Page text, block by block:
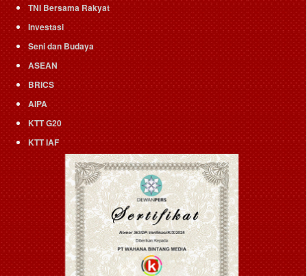
TNI Bersama Rakyat
Investasi
Seni dan Budaya
ASEAN
BRICS
AIPA
KTT G20
KTT IAF